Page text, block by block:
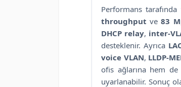
Performans tarafında
throughput ve83
DHCP relay, inter-
desteklenir. Ayrıca
voice VLAN, LLDP-
ofis ağlarına hem de
uyarlanabilir. Sonuç